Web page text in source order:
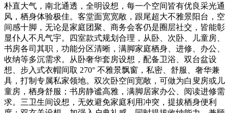
朴直大气，南北通透，全明设想，每一个空间皆有优良采光通
风，栖身体验极佳。客堂面宽宽敞，跟尾超大不雅景阳台，空
间感十脚，无论是家庭团聚、商务会客仍是圈层社交，皆能彰
显仆人不凡气宇。四室款式规划合理，从卧、次卧、儿童房、
书房各司其职，功能分区清晰，满脚家庭栖身、进修、办公、
收纳等多沉需求。从卧奢华套房设想，配备卫浴、双台盆设
想、步入式衣帽间取 270° 不雅景飘窗，私密、舒服、奢华兼
具，打制专属私家领地。双次卧空间宽敞，可做为白叟房或儿
童房，栖身舒服；书房静谧高雅，满脚居家办公、阅读进修需
求。三卫生间设想，无效避免家庭利用冲突，提拔栖身便利